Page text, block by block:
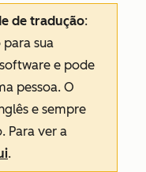
de tradução:
sua
e pode
pessoa. O
e sempre
Para ver a
.